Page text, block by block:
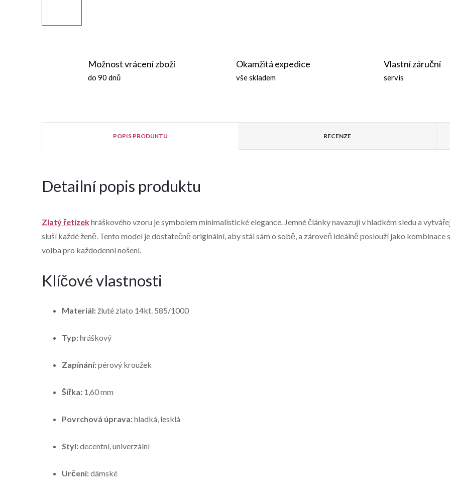
Možnost vrácení zboží
do 90 dnů
Okamžitá expedice
vše skladem
Vlastní záruční
servis
POPIS PRODUKTU RECENZE
Detailní popis produktu
Zlatý řetízekhráškového vzoru je symbolem minimalistické elegance. Jemné články navazují v hladkém sledu a
sluší každé ženě. Tento model je dostatečně originální, aby stál sám o sobě, a zároveň ideálně poslouží jako
volba pro každodenní nošení.
Klíčové vlastnosti
Materiál:žluté zlato 14kt. 585/1000
Typ:hráškový
Zapínání:pérový kroužek
Šířka: 1,60 mm
Povrchová úprava:hladká, lesklá
Styl:decentní, univerzální
Určení:dámské